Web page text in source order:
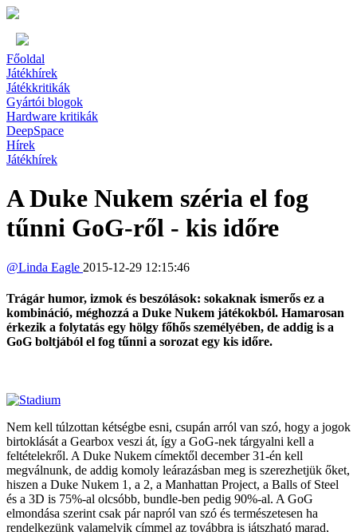
Főoldal
Játékhírek
Játékkritikák
Gyártói blogok
Hardware kritikák
DeepSpace
Hírek
Játékhírek
A Duke Nukem széria el fog
tűnni GoG-ről - kis időre
@Linda Eagle 2015-12-29 12:15:46
Trágár humor, izmok és beszólások: sokaknak ismerős ez a
kombináció, méghozzá a Duke Nukem játékokból. Hamarosan
érkezik a folytatás egy hölgy főhős személyében, de addig is a
GoG boltjából el fog tűnni a sorozat egy kis időre.
Nem kell túlzottan kétségbe esni, csupán arról van szó, hogy a jogok
birtoklását a Gearbox veszi át, így a GoG-nek tárgyalni kell a
feltételekről. A Duke Nukem címektől december 31-én kell
megválnunk, de addig komoly leárazásban meg is szerezhetjük őket,
hiszen a Duke Nukem 1, a 2, a Manhattan Project, a Balls of Steel
és a 3D is 75%-al olcsóbb, bundle-ben pedig 90%-al. A GoG
elmondása szerint csak pár napról van szó és természetesen ha
rendelkezünk valamelyik címmel az továbbra is játszható marad,